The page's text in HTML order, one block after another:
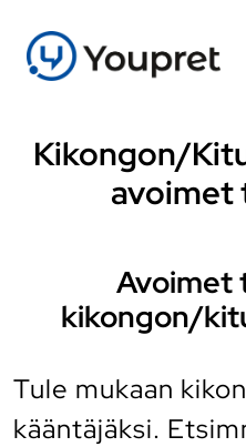
Kikongon/
avoimet
Avoimet
kikongon/
Tule mukaan
kääntäjäksi.